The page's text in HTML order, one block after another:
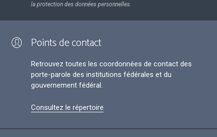
la protection des données personnelles.
Points de contact
Retrouvez toutes les coordonnées de contact des
porte-parole des institutions fédérales et du
gouvernement fédéral.
Consultez le répertoire